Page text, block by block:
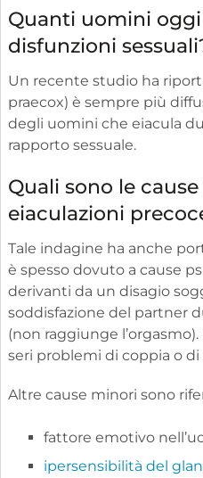
Quanti uomini
disfunzioni
Un recente studio ha
praecox) è sempre più
degli uomini che eiacula
rapporto sessuale.
Quali sono le
eiaculazioni
Tale indagine ha anche
è spesso dovuto a cause
derivanti da un disagio
soddisfazione del partner
(non raggiunge l’orgasmo).
seri problemi di coppia o di
Altre cause minori sono
fattore emotivo
ipersensibilità del